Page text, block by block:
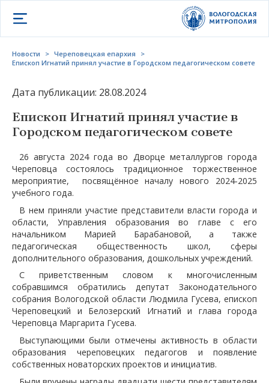
Открыть меню
Новости > Череповецкая епархия
>
Епископ Игнатий принял участие в Городском педагогическом совете
Дата публикации: 28.08.2024
Епископ Игнатий принял участие в
Городском педагогическом совете
26 августа 2024 года во Дворце металлургов города
Череповца состоялось традиционное торжественное
мероприятие, посвящённое началу нового 2024-2025
учебного года.
В нем приняли участие представители власти города и
области, Управления образования во главе с его
начальником Марией Барабановой, а также
педагогическая общественность школ, сферы
дополнительного образования, дошкольных учреждений.
С приветственным словом к многочисленным
собравшимся обратились депутат Законодательного
собрания Вологодской области Людмила Гусева, епископ
Череповецкий и Белозерский Игнатий и глава города
Череповца Маргарита Гусева.
Выступающими были отмечены активность в области
образования череповецких педагогов и появление
собственных новаторских проектов и инициатив.